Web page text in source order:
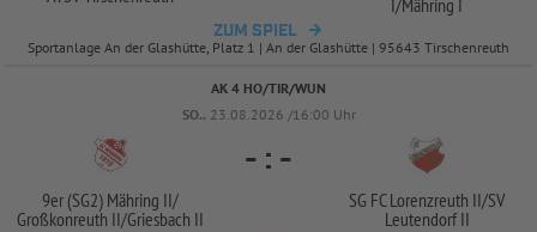
I/Mähring I
ZUM SPIEL
Sportanlage An der Glashütte, Platz 1 | An der Glashütte | 95643 Tirschenreuth
AK 4 HO/TIR/WUN
SO.. 23.08.2026 /16:00 Uhr
9er (SG2) Mähring II/
Großkonreuth II/Griesbach II
- : -
SG FC Lorenzreuth II/SV
Leutendorf II